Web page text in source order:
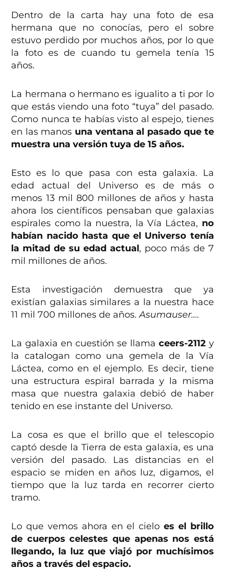
Dentro de la carta hay una foto de esa
hermana que no conocías, pero el sobre
estuvo perdido por muchos años, por lo que
la foto es de cuando tu gemela tenía 15
años.
La hermana o hermano es igualito a ti por lo
que estás viendo una foto “tuya” del pasado.
Como nunca te habías visto al espejo, tienes
en las manos una ventana al pasado que te
muestra una versión tuya de 15 años.
Esto es lo que pasa con esta galaxia. La
edad actual del Universo es de más o
menos 13 mil 800 millones de años y hasta
ahora los científicos pensaban que galaxias
espirales como la nuestra, la Vía Láctea, no
habían nacido hasta que el Universo tenía
la mitad de su edad actual, poco más de 7
mil millones de años.
Esta investigación demuestra que ya
existían galaxias similares a la nuestra hace
11 mil 700 millones de años.Asumauser….
La galaxia en cuestión se llama ceers-2112 y
la catalogan como una gemela de la Vía
Láctea, como en el ejemplo. Es decir, tiene
una estructura espiral barrada y la misma
masa que nuestra galaxia debió de haber
tenido en ese instante del Universo.
La cosa es que el brillo que el telescopio
captó desde la Tierra de esta galaxia, es una
versión del pasado. Las distancias en el
espacio se miden en años luz, digamos, el
tiempo que la luz tarda en recorrer cierto
tramo.
Lo que vemos ahora en el cielo es el brillo
de cuerpos celestes que apenas nos está
llegando, la luz que viajó por muchísimos
años a través del espacio.